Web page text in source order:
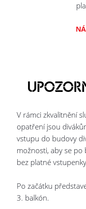
V rámci zkvalitnění
opatření jsou
vstupu do budovy
možnosti, aby se
bez platné
Po začátku
3. balkón.